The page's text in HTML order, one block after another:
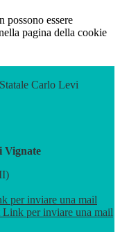
possono essere
pagina della cookie
Carlo Levi
Vignate
per inviare una mail
Link per inviare una mail